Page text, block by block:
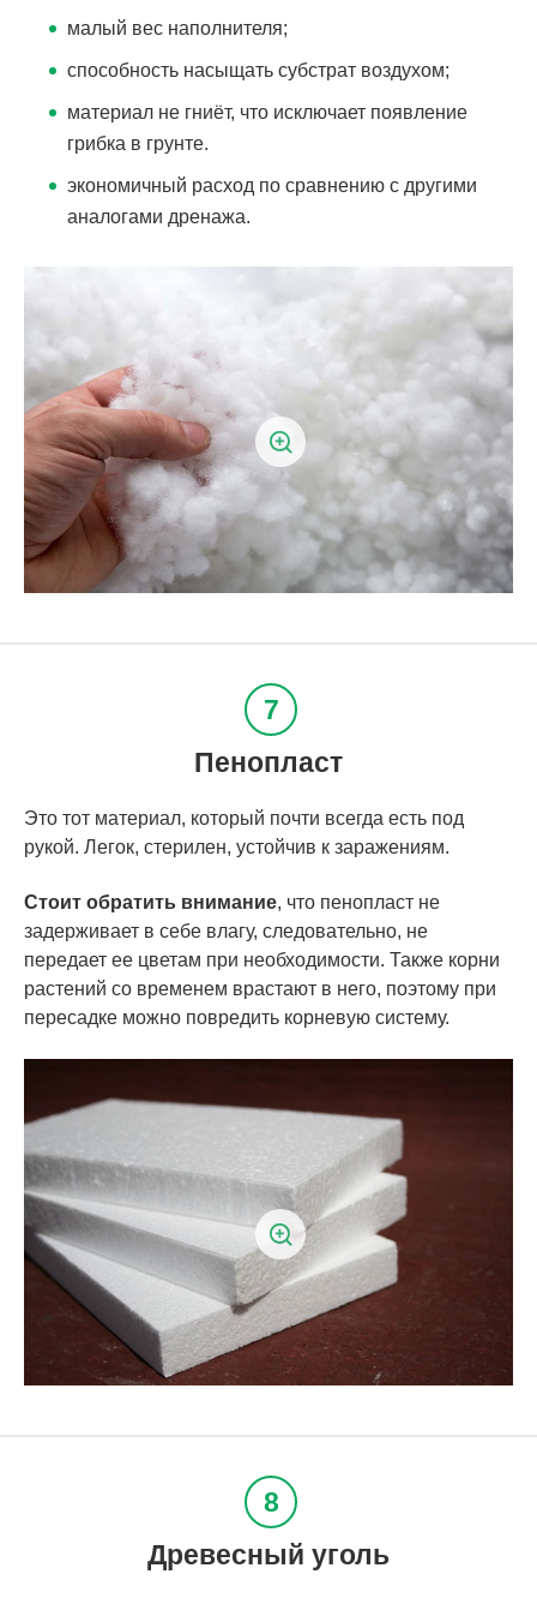
малый вес наполнителя;
способность насыщать субстрат воздухом;
материал не гниёт, что исключает появление
грибка в грунте.
экономичный расход по сравнению с другими
аналогами дренажа.
Пенопласт
Это тот материал, который почти всегда есть под
рукой. Легок, стерилен, устойчив к заражениям.
Стоит обратить внимание, что пенопласт не
задерживает в себе влагу, следовательно, не
передает ее цветам при необходимости. Также корни
растений со временем врастают в него, поэтому при
пересадке можно повредить корневую систему.
Древесный уголь